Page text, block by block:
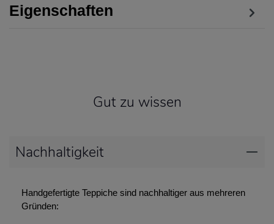
Eigenschaften
Gut zu wissen
Nachhaltigkeit
Handgefertigte Teppiche sind nachhaltiger aus mehreren
Gründen: